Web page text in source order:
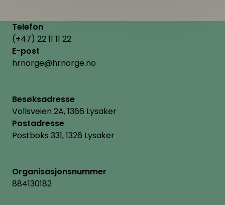
Telefon
(+47) 22 11 11 22
E-post
hrnorge@hrnorge.no
Besøksadresse
Vollsveien 2A, 1366 Lysaker
Postadresse
Postboks 331, 1326 Lysaker
Organisasjonsnummer
884130182